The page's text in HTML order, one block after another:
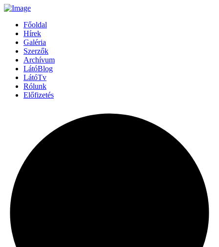
Főoldal
Hírek
Galéria
Szerzők
Archívum
LátóBlog
LátóTv
Rólunk
Előfizetés